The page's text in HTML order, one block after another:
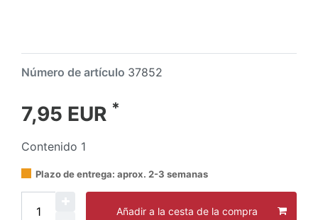
Número de artículo 37852
7,95 EUR *
Contenido 1
Plazo de entrega: aprox. 2-3 semanas
Añadir a la cesta de la compra